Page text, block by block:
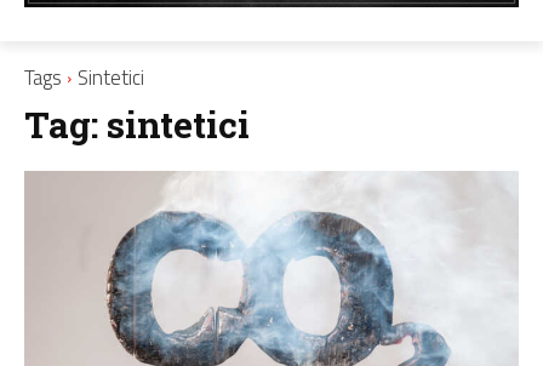
Tags Sintetici
Tag: sintetici